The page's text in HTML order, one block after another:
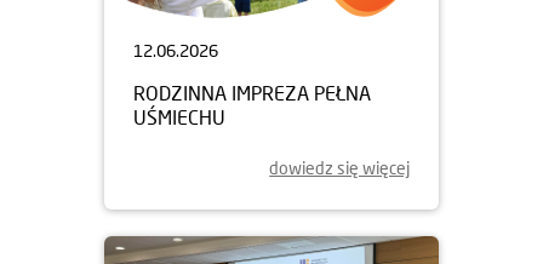
12.06.2026
RODZINNA IMPREZA PEŁNA
UŚMIECHU
dowiedz się więcej